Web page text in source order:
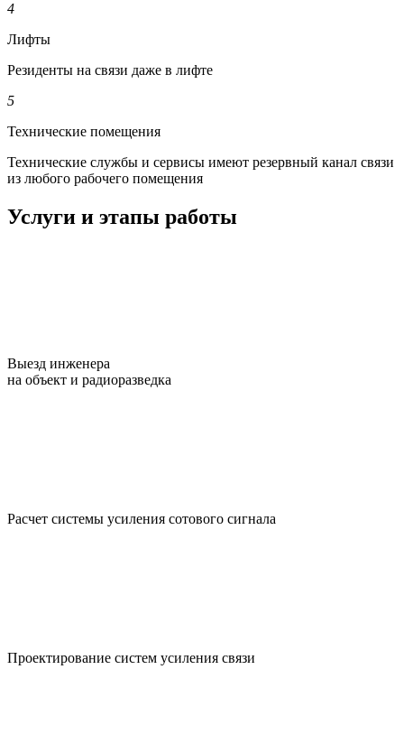
4
Лифты
Резиденты на связи даже в лифте
5
Технические помещения
Технические службы и сервисы имеют резервный канал связи
из любого рабочего помещения
Услуги и этапы работы
Выезд инженера
на объект и радиоразведка
Расчет системы усиления сотового сигнала
Проектирование систем усиления связи